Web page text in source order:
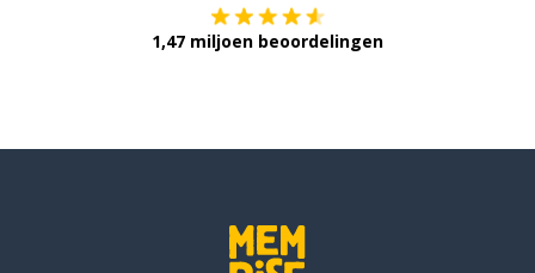
1,47 miljoen beoordelingen